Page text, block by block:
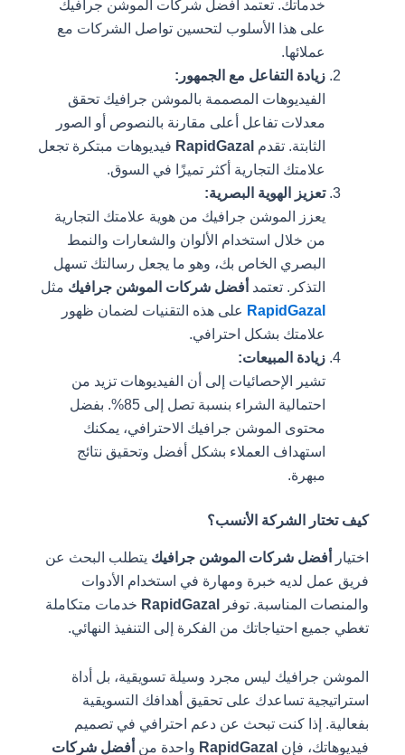
خدماتك. تعتمد أفضل شركات الموشن جرافيك
على هذا الأسلوب لتحسين تواصل الشركات مع
عملائها.
زيادة التفاعل مع الجمهور:
الفيديوهات المصممة بالموشن جرافيك تحقق
معدلات تفاعل أعلى مقارنة بالنصوص أو الصور
الثابتة. تقدمRapidGazalفيديوهات مبتكرة تجعل
علامتك التجارية أكثر تميزًا في السوق.
تعزيز الهوية البصرية:
يعزز الموشن جرافيك من هوية علامتك التجارية
من خلال استخدام الألوان والشعارات والنمط
البصري الخاص بك، وهو ما يجعل رسالتك تسهل
التذكر. تعتمدأفضل شركات الموشن جرافيكمثل
RapidGazalعلى هذه التقنيات لضمان ظهور
علامتك بشكل احترافي.
زيادة المبيعات:
تشير الإحصائيات إلى أن الفيديوهات تزيد من
احتمالية الشراء بنسبة تصل إلى 85%. بفضل
محتوى الموشن جرافيك الاحترافي، يمكنك
استهداف العملاء بشكل أفضل وتحقيق نتائج
مبهرة.
كيف تختار الشركة الأنسب؟
اختيارأفضل شركات الموشن جرافيكيتطلب البحث عن
فريق عمل لديه خبرة ومهارة في استخدام الأدوات
والمنصات المناسبة. توفرRapidGazalخدمات متكاملة
تغطي جميع احتياجاتك من الفكرة إلى التنفيذ النهائي.
الموشن جرافيك ليس مجرد وسيلة تسويقية، بل أداة
استراتيجية تساعدك على تحقيق أهدافك التسويقية
بفعالية. إذا كنت تبحث عن دعم احترافي في تصميم
فيديوهاتك، فإنRapidGazalواحدة منأفضل شركات